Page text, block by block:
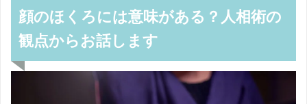
顔のほくろには意味がある？人相術の
観点からお話します